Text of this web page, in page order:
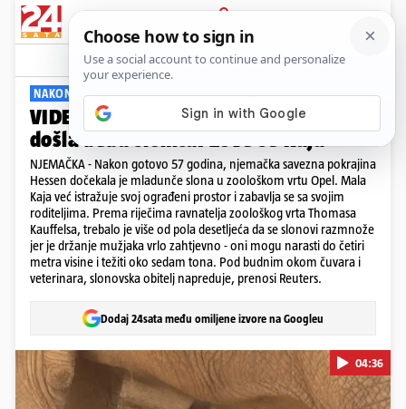
PRIJAVA
Viral Komentari
NAKON 57 GODINA
VIDEO Preslatki prizor: Na svijet
došla beba slonica. Zove se Kaja
NJEMAČKA - Nakon gotovo 57 godina, njemačka savezna pokrajina
Hessen dočekala je mladunče slona u zoološkom vrtu Opel. Mala
Kaja već istražuje svoj ograđeni prostor i zabavlja se sa svojim
roditeljima. Prema riječima ravnatelja zoološkog vrta Thomasa
Kauffelsa, trebalo je više od pola desetljeća da se slonovi razmnože
jer je držanje mužjaka vrlo zahtjevno - oni mogu narasti do četiri
metra visine i težiti oko sedam tona. Pod budnim okom čuvara i
veterinara, slonovska obitelj napreduje, prenosi Reuters.
Dodaj 24sata među omiljene izvore na Googleu
04:36